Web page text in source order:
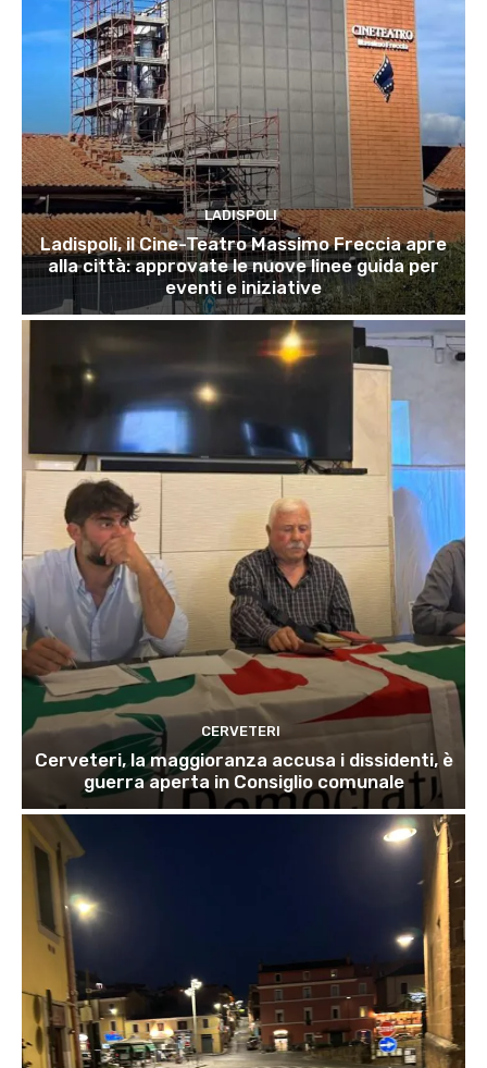
LADISPOLI
Ladispoli, il Cine-Teatro Massimo Freccia apre
alla città: approvate le nuove linee guida per
eventi e iniziative
CERVETERI
Cerveteri, la maggioranza accusa i dissidenti, è
guerra aperta in Consiglio comunale